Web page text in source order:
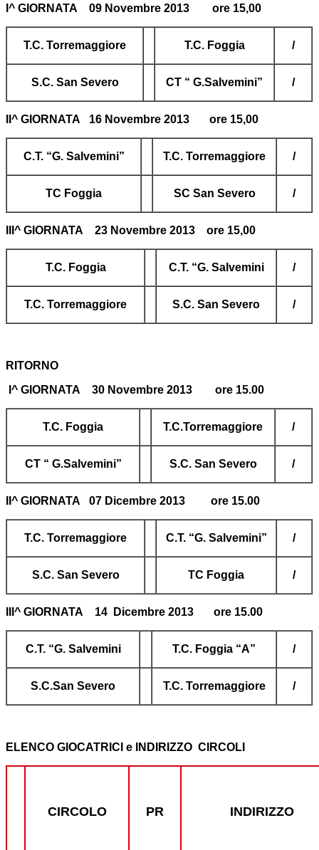
I^ GIORNATA 09 Novembre 2013 ore 15,00
T.C. Torremaggiore T.C. Foggia /
S.C. San Severo CT “ G.Salvemini” /
II^ GIORNATA 16 Novembre 2013 ore 15,00
C.T. “G. Salvemini” T.C. Torremaggiore /
TC Foggia SC San Severo /
III^ GIORNATA 23 Novembre 2013 ore 15,00
T.C. Foggia C.T. “G. Salvemini /
T.C. Torremaggiore S.C. San Severo /
RITORNO
I^ GIORNATA 30 Novembre 2013 ore 15.00
T.C. Foggia T.C.Torremaggiore /
CT “ G.Salvemini” S.C. San Severo /
II^ GIORNATA 07 Dicembre 2013 ore 15.00
T.C. Torremaggiore C.T. “G. Salvemini” /
S.C. San Severo TC Foggia /
III^ GIORNATA 14 Dicembre 2013 ore 15.00
C.T. “G. Salvemini T.C. Foggia “A” /
S.C.San Severo T.C. Torremaggiore /
ELENCO GIOCATRICI e INDIRIZZO CIRCOLI
CIRCOLO PR INDIRIZZO